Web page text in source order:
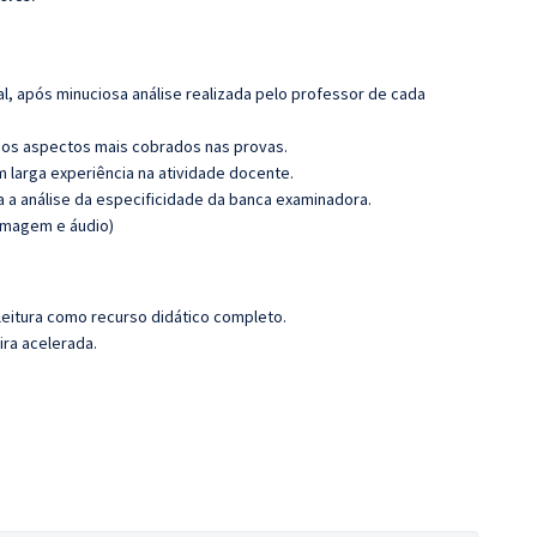
após minuciosa análise realizada pelo professor de cada
aspectos mais cobrados nas provas.
experiência na atividade docente.
análise da especificidade da banca examinadora.
e áudio)
como recurso didático completo.
acelerada.